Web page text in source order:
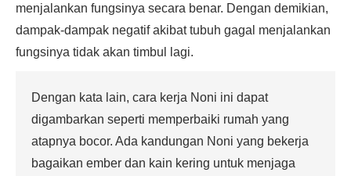
menjalankan fungsinya secara benar. Dengan demikian,
dampak-dampak negatif akibat tubuh gagal menjalankan
fungsinya tidak akan timbul lagi.
Dengan kata lain, cara kerja Noni ini dapat
digambarkan seperti memperbaiki rumah yang
atapnya bocor. Ada kandungan Noni yang bekerja
bagaikan ember dan kain kering untuk menjaga